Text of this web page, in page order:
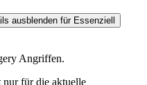
ausblenden für Essenziell
Angriffen.
nur für die aktuelle